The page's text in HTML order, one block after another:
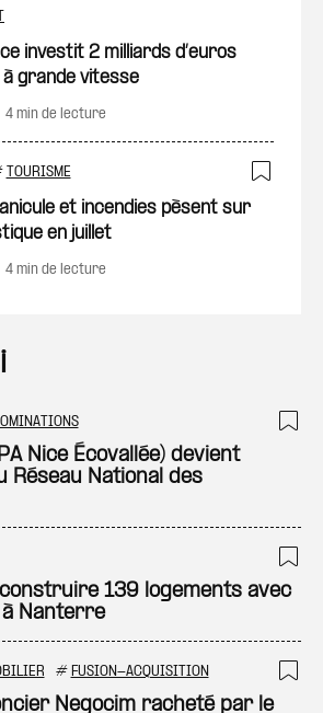
investit 2 milliards d’euros
grande vitesse
4 min de lecture
TOURISME
et incendies pèsent sur
en juillet
4 min de lecture
Nice Écovallée) devient
Réseau National des
139 logements avec
Nanterre
# FUSION-ACQUISITION
Negocim racheté par le